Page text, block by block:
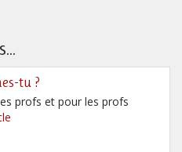
tu ?
profs et pour les profs